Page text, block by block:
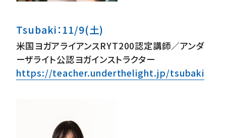
Tsubaki：11/9(土)
米国ヨガアライアンスRYT200認定講師／アンダ
ーザライト公認ヨガインストラクター
https://teacher.underthelight.jp/tsubaki